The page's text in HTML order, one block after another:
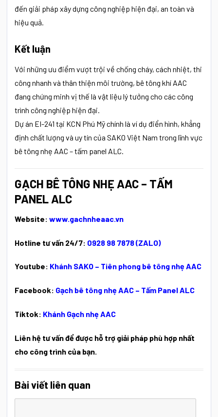
đến giải pháp xây dựng công nghiệp hiện đại, an toàn và
hiệu quả.
Kết luận
Với những ưu điểm vượt trội về chống cháy, cách nhiệt, thi
công nhanh và thân thiện môi trường, bê tông khí AAC
đang chứng minh vị thế là vật liệu lý tưởng cho các công
trình công nghiệp hiện đại.
Dự án EI-241 tại KCN Phú Mỹ chính là ví dụ điển hình, khẳng
định chất lượng và uy tín của SAKO Việt Nam trong lĩnh vực
bê tông nhẹ AAC – tấm panel ALC.
GẠCH BÊ TÔNG NHẸ AAC – TẤM
PANEL ALC
Website: www.gachnheaac.vn
Hotline tư vấn 24/7: 0928 98 7878 (ZALO)
Youtube: Khánh SAKO – Tiên phong bê tông nhẹ AAC
Facebook: Gạch bê tông nhẹ AAC – Tấm Panel ALC
Tiktok: Khánh Gạch nhẹ AAC
Liên hệ tư vấn để được hỗ trợ giải pháp phù hợp nhất
cho công trình của bạn.
Bài viết liên quan